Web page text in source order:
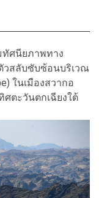
ทัศนียภาพทาง
วสลับซับซ้อนบริเวณ
ในเมืองสวากอ
ศตะวันตกเฉียงใต้